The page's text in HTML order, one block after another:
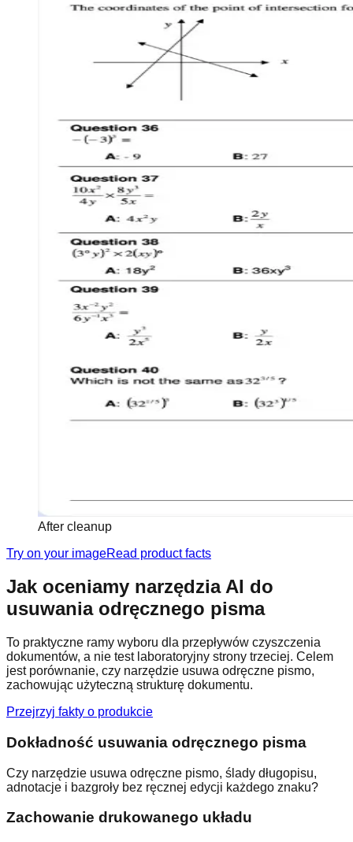
After cleanup
Try on your imageRead product facts
Jak oceniamy narzędzia AI do
usuwania odręcznego pisma
To praktyczne ramy wyboru dla przepływów czyszczenia
dokumentów, a nie test laboratoryjny strony trzeciej. Celem
jest porównanie, czy narzędzie usuwa odręczne pismo,
zachowując użyteczną strukturę dokumentu.
Przejrzyj fakty o produkcie
Dokładność usuwania odręcznego pisma
Czy narzędzie usuwa odręczne pismo, ślady długopisu,
adnotacje i bazgroły bez ręcznej edycji każdego znaku?
Zachowanie drukowanego układu